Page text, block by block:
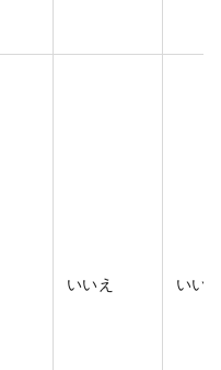
いいえ いい